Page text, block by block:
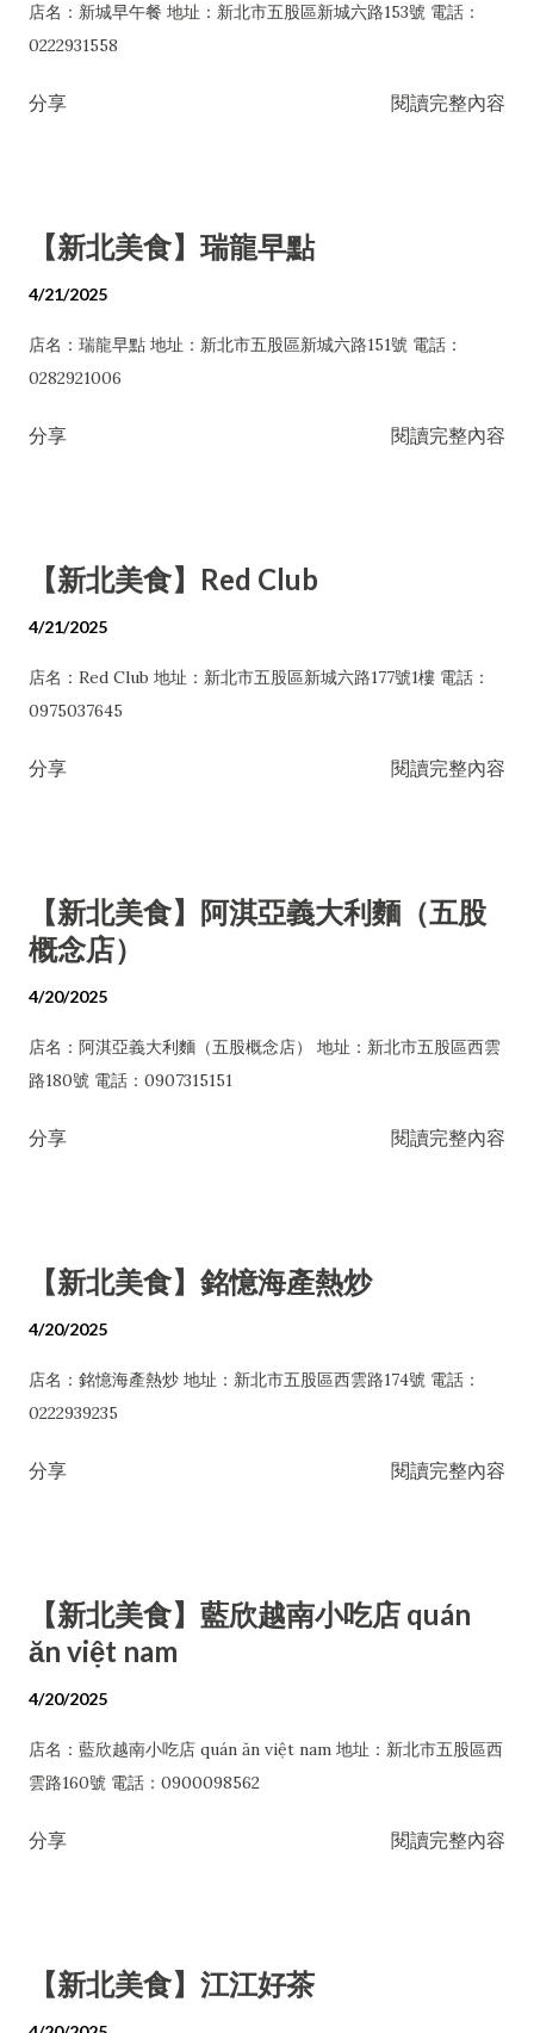
店名：新城早午餐 地址：新北市五股區新城六路153號 電話：
0222931558
分享 閱讀完整內容
【新北美食】瑞龍早點
4/21/2025
店名：瑞龍早點 地址：新北市五股區新城六路151號 電話：
0282921006
分享 閱讀完整內容
【新北美食】Red Club
4/21/2025
店名：Red Club 地址：新北市五股區新城六路177號1樓 電話：
0975037645
分享 閱讀完整內容
【新北美食】阿淇亞義大利麵（五股
概念店）
4/20/2025
店名：阿淇亞義大利麵（五股概念店） 地址：新北市五股區西雲
路180號 電話：0907315151
分享 閱讀完整內容
【新北美食】銘憶海產熱炒
4/20/2025
店名：銘憶海產熱炒 地址：新北市五股區西雲路174號 電話：
0222939235
分享 閱讀完整內容
【新北美食】藍欣越南小吃店 quán
ăn việt nam
4/20/2025
店名：藍欣越南小吃店 quán ăn việt nam 地址：新北市五股區西
雲路160號 電話：0900098562
分享 閱讀完整內容
【新北美食】江江好茶